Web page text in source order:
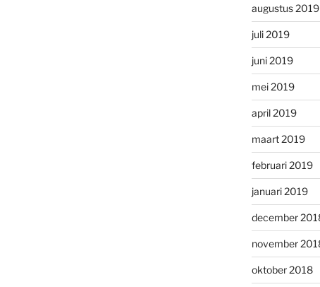
augustus 2019
juli 2019
juni 2019
mei 2019
april 2019
maart 2019
februari 2019
januari 2019
december
november
oktober 2018